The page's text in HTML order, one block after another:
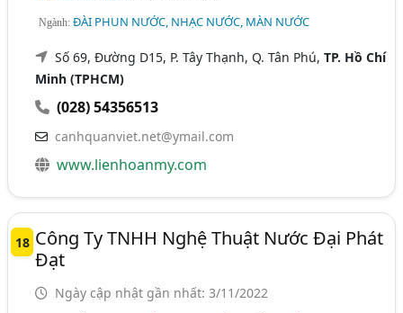
Ngành:ĐÀI PHUN NƯỚC, NHẠC NƯỚC, MÀN NƯỚC
Số 69, Đường D15, P. Tây Thạnh, Q. Tân Phú,TP. Hồ Chí
Minh (TPHCM)
(028) 54356513
canhquanviet.net@ymail.com
www.lienhoanmy.com
18 Công Ty TNHH Nghệ Thuật Nước Đại Phát
Đạt
Ngày cập nhật gần nhất: 3/11/2022